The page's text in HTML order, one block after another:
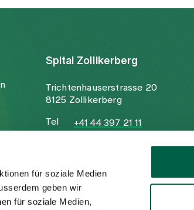
für soziale Medien
geben wir
für soziale Medien,
Spital Zollikerberg
Trichtenhauserstrasse 20
8125 Zollikerberg
Tel
+41 44 397 21 11